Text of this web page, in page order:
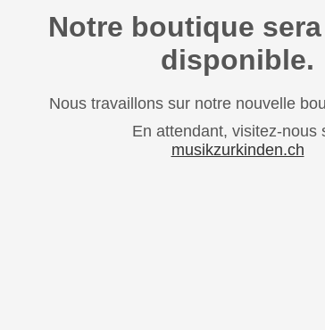
Notre boutique
disponible.
Nous travaillons sur notre nouvelle
En attendant, visitez-nous
musikzurkinden.ch